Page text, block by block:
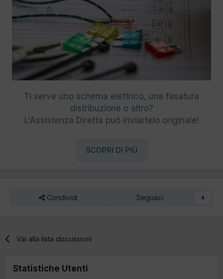
Ti serve uno schema elettrico, una fasatura
distribuzione o altro?
L'Assistenza Diretta può inviartelo originale!
SCOPRI DI PIÙ
Condividi Seguaci 4
Vai alla lista discussioni
Statistiche Utenti